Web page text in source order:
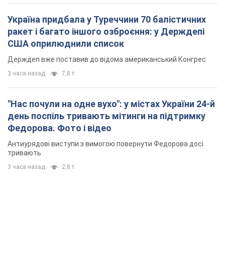
Україна придбала у Туреччини 70 балістичних
ракет і багато іншого озброєння: у Держдепі
США оприлюднили список
Держдеп вже поставив до відома американський Конгрес
3 часа назад 7,8 т.
"Нас почули на одне вухо": у містах України 24-й
день поспіль тривають мітинги на підтримку
Федорова. Фото і відео
Антиурядові виступи з вимогою повернути Федорова досі
тривають
3 часа назад 2,8 т.